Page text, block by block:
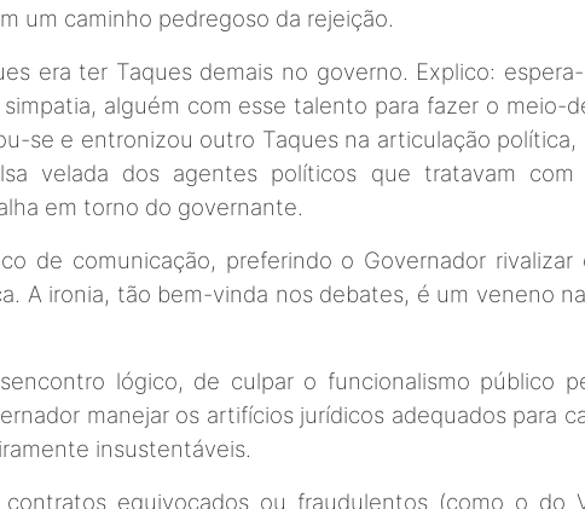
um caminho pedregoso da rejeição.
era ter Taques demais no governo. Explico:
alguém com esse talento para fazer o meio-
se e entronizou outro Taques na articulação
velada dos agentes políticos que tratavam com
em torno do governante.
de comunicação, preferindo o Governador rivalizar
A ironia, tão bem-vinda nos debates, é um veneno
lógico, de culpar o funcionalismo público
manejar os artifícios jurídicos adequados para
insustentáveis.
equivocados ou fraudulentos (como o do